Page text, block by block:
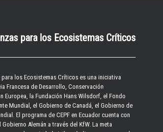
para los Ecosistemas Críticos
para los Ecosistemas Críticos es una iniciativa
Francesa de Desarrollo, Conservación
Europea, la Fundación Hans Wilsdorf, el Fondo
Mundial, el Gobierno de Canadá, el Gobierno de
El programa de CEPF en Ecuador cuenta con
Alemán a través del KfW. La meta